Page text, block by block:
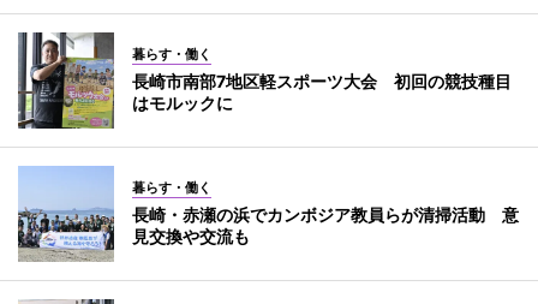
暮らす・働く
長崎市南部7地区軽スポーツ大会 初回の競技種目
はモルックに
暮らす・働く
長崎・赤瀬の浜でカンボジア教員らが清掃活動 意
見交換や交流も